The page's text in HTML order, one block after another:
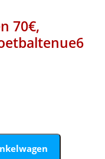
70€,
Uit tenue Kids WK